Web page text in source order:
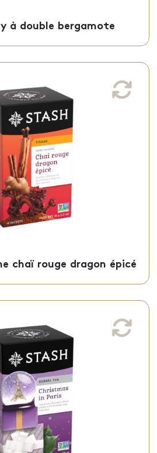
à double bergamote
chaï rouge dragon épicé
chaï rouge dragon épicé
chaï rouge dragon épicé,
épices chaï sucrées, est
en sachets individuels.
Sachets - 50-02149
de tisane Noël dans Paris
dans Paris, aux notes de
fraîche, est offerte
en sachets individuels.
Sachets - 50-05927